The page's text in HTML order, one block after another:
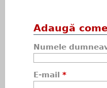
Adaugă
Numele
E-mail *